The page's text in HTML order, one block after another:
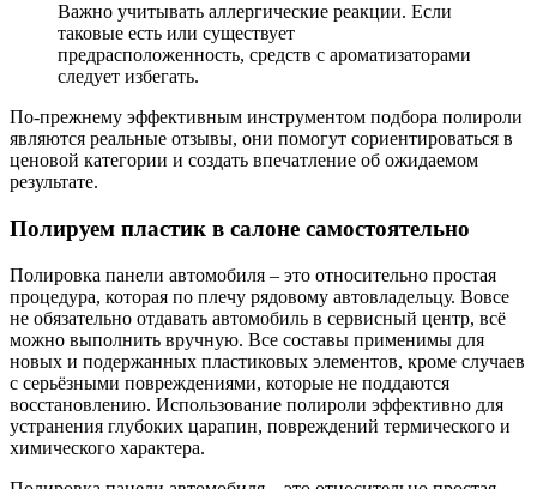
Важно учитывать аллергические реакции. Если
таковые есть или существует
предрасположенность, средств с ароматизаторами
следует избегать.
По-прежнему эффективным инструментом подбора полироли
являются реальные отзывы, они помогут сориентироваться в
ценовой категории и создать впечатление об ожидаемом
результате.
Полируем пластик в салоне самостоятельно
Полировка панели автомобиля – это относительно простая
процедура, которая по плечу рядовому автовладельцу. Вовсе
не обязательно отдавать автомобиль в сервисный центр, всё
можно выполнить вручную. Все составы применимы для
новых и подержанных пластиковых элементов, кроме случаев
с серьёзными повреждениями, которые не поддаются
восстановлению. Использование полироли эффективно для
устранения глубоких царапин, повреждений термического и
химического характера.